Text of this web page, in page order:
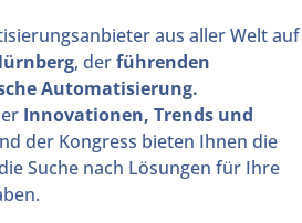
aus aller Welt auf
, derführenden
Automatisierung.
Innovationen, Trends und
der Kongress bieten Ihnen die
Suche nach Lösungen für Ihre